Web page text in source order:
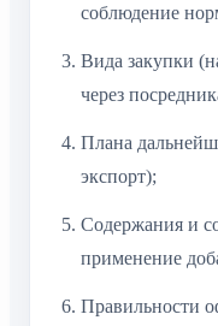
соблюдение
Вида закупки
через
Плана
экспорт);
Содержания и
применение
Правильности